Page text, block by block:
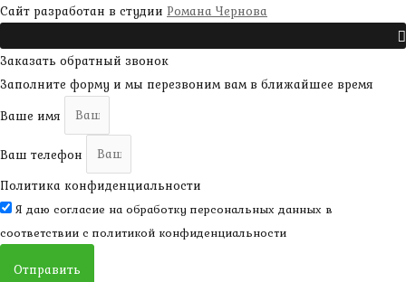
Сайт разработан в студии Романа Чернова
Заказать обратный звонок
Заполните форму и мы перезвоним вам в ближайшее время
Ваше имя
Ваш телефон
Политика конфиденциальности
Я даю согласие на обработку персональных данных в
соответствии с политикой конфиденциальности
Отправить